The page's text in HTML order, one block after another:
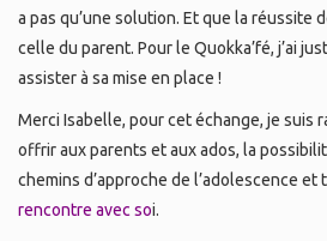
a pas qu’une solution. Et que la réussite
celle du parent. Pour le Quokka’fé, j’ai
assister à sa mise en place !
Merci Isabelle, pour cet échange, je suis
offrir aux parents et aux ados, la
chemins d’approche de l’adolescence
rencontre avec soi.